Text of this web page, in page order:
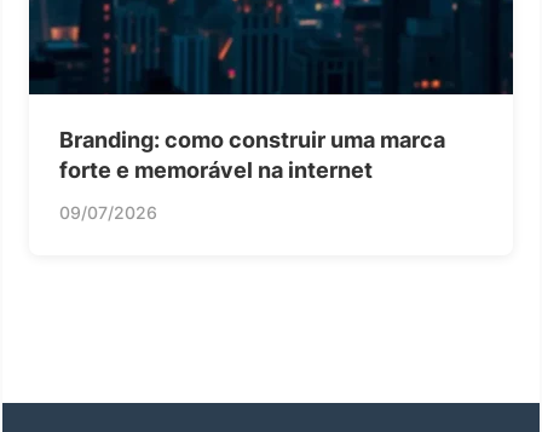
Branding: como construir uma marca
forte e memorável na internet
09/07/2026